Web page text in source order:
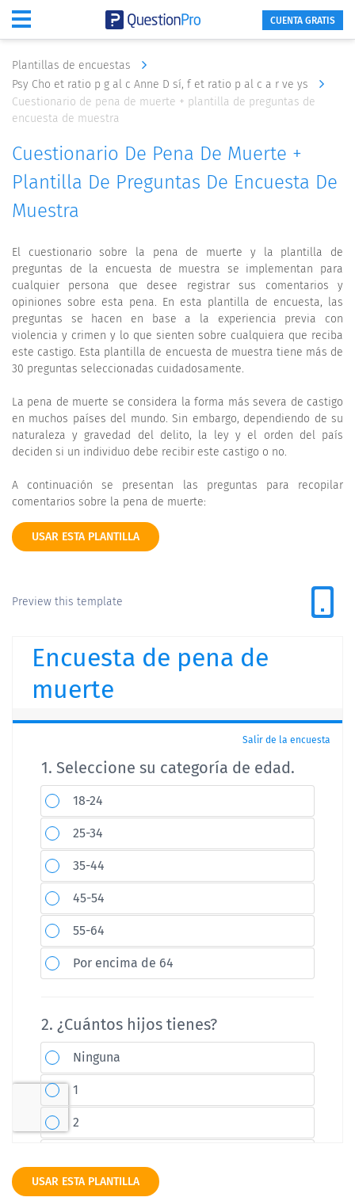
CUENTA GRATIS
Plantillas de encuestas
Psy Cho et ratio p g al c Anne D sí, f et ratio p al c a r ve ys
Cuestionario de pena de muerte + plantilla de preguntas de
encuesta de muestra
Cuestionario De Pena De Muerte +
Plantilla De Preguntas De Encuesta De
Muestra
El cuestionario sobre la pena de muerte y la plantilla de
preguntas de la encuesta de muestra se implementan para
cualquier persona que desee registrar sus comentarios y
opiniones sobre esta pena. En esta plantilla de encuesta, las
preguntas se hacen en base a la experiencia previa con
violencia y crimen y lo que sienten sobre cualquiera que reciba
este castigo. Esta plantilla de encuesta de muestra tiene más de
30 preguntas seleccionadas cuidadosamente.
La pena de muerte se considera la forma más severa de castigo
en muchos países del mundo. Sin embargo, dependiendo de su
naturaleza y gravedad del delito, la ley y el orden del país
deciden si un individuo debe recibir este castigo o no.
A continuación se presentan las preguntas para recopilar
comentarios sobre la pena de muerte:
USAR ESTA PLANTILLA
Preview this template
USAR ESTA PLANTILLA